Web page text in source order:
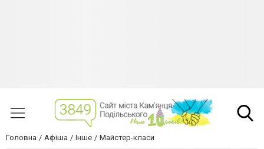
Головна Афіша Інше Майстер-класи